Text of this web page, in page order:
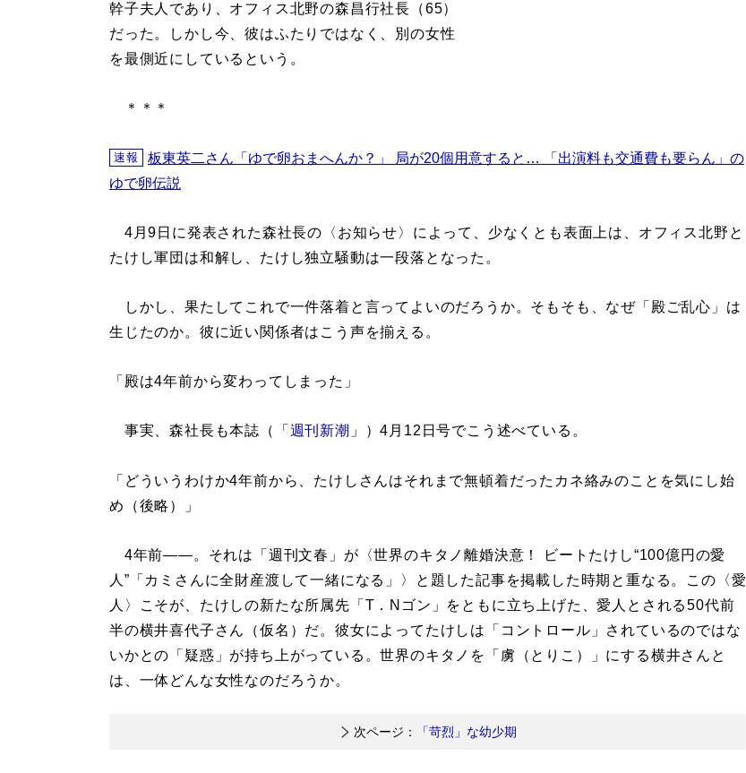
幹子夫人であり、オフィス北野の森昌行社長（65）
だった。しかし今、彼はふたりではなく、別の女性
を最側近にしているという。
＊＊＊
速報
板東英二さん「ゆで卵おまへんか？」 局が20個用意すると… 「出演料も交通費も要らん」の
ゆで卵伝説
4月9日に発表された森社長の〈お知らせ〉によって、少なくとも表面上は、オフィス北野と
たけし軍団は和解し、たけし独立騒動は一段落となった。
しかし、果たしてこれで一件落着と言ってよいのだろうか。そもそも、なぜ「殿ご乱心」は
生じたのか。彼に近い関係者はこう声を揃える。
「殿は4年前から変わってしまった」
事実、森社長も本誌（「 週刊新潮 」）4月12日号でこう述べている。
「どういうわけか4年前から、たけしさんはそれまで無頓着だったカネ絡みのことを気にし始
め（後略）」
4年前――。それは「週刊文春」が〈世界のキタノ離婚決意！ ビートたけし“100億円の愛
人”「カミさんに全財産渡して一緒になる」〉と題した記事を掲載した時期と重なる。この〈愛
人〉こそが、たけしの新たな所属先「T．Nゴン」をともに立ち上げた、愛人とされる50代前
半の横井喜代子さん（仮名）だ。彼女によってたけしは「コントロール」されているのではな
いかとの「疑惑」が持ち上がっている。世界のキタノを「虜（とりこ）」にする横井さんと
は、一体どんな女性なのだろうか。
次ページ： 「苛烈」な幼少期